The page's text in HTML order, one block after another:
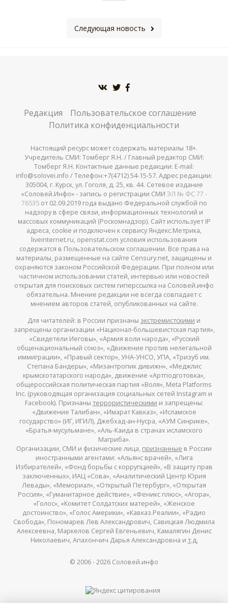
Следующая новость
Редакция
Пользовательское соглашение
Политика конфиденциальности
Настоящий ресурс может содержать материалы 18+.
Учредитель СМИ: Томберг Я.Н. / Главный редактор СМИ:
Томберг Я.Н. Контактные данные редакции: E-mail:
info@solovei.info / Телефон:+7(4712) 54-15-57. Адрес редакции:
305004, г. Курск, ул. Гоголя, д. 25, кв. 44. Сетевое издание
«Соловей.Инфо» - запись о регистрации СМИ ЭЛ № ФС 77 -
76535от 02.09.2019 года выдано Федеральной службой по
надзору в сфере связи, информационных технологий и
массовых коммуникаций (Роскомнадзор). Сайт использует IP
адреса, cookie и подключен к сервису Яндекс.Метрика,
liveinternet.ru, openstat.com условия использования
содержатся в Пользовательском соглашении. Все права на
материалы, размещенные на сайте Censury.net, защищены и
охраняются законом Российской Федерации. При полном или
частичном использовании статей, интервью или новостей
открытая для поисковых систем гиперссылка на Соловей.инфо
обязательна. Мнение редакции не всегда совпадает с
мнением авторов статей, опубликованных на сайте.
Для читателей: в России признаны экстремистскими и
запрещены организации «Национал-большевистская партия»,
«Свидетели Иеговы», «Армия воли народа», «Русский
общенациональный союз», «Движение против нелегальной
иммиграции», «Правый сектор», УНА-УНСО, УПА, «Тризуб им.
Степана Бандеры», «Мизантропик дивижн», «Меджлис
крымскотатарского народа», движение «Артподготовка»,
общероссийская политическая партия «Воля», Meta Platforms
Inc. (руководящая организация социальных сетей Instagram и
Facebook). Признаны террористическими и запрещены:
«Движение Талибан», «Имарат Кавказ», «Исламское
государство» (ИГ, ИГИЛ), Джебхад-ан-Нусра, «АУМ Синрике»,
«Братья-мусульмане», «Аль-Каида в странах исламского
Магриба».
Организации, СМИ и физические лица, признанные в России
иностранными агентами: «Альянс врачей», «Лига
Избирателей», «Фонд борьбы с коррупцией», «В защиту прав
заключенных», ИАЦ «Сова», «Аналитический Центр Юрия
Левады», «Мемориал», «Открытый Петербург», «Открытая
Россия», «Гуманитарное действие», «Феникс плюс», «Агора»,
«Голос», «Комитет Солдатских матерей», «Женское
достоинство», «Голос Америки», «Кавказ.Реалии», «Радио
Свобода», Пономарев Лев Александрович, Савицкая Людмила
Алексеевна, Маркелов Сергей Евгеньевич, Камалягин Денис
Николаевич, Апахончич Дарья Александровна и т.д.
© 2006 -2026 Соловей.инфо